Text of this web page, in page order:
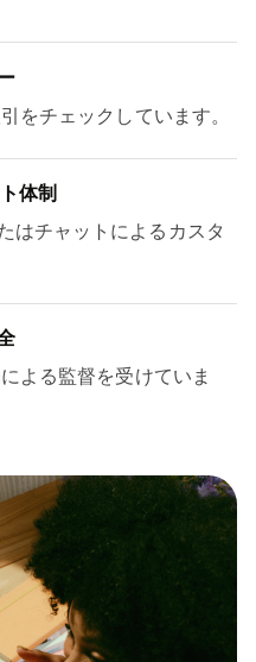
をチェックしています。
体制
はチャットによるカスタ
よる監督を受けていま